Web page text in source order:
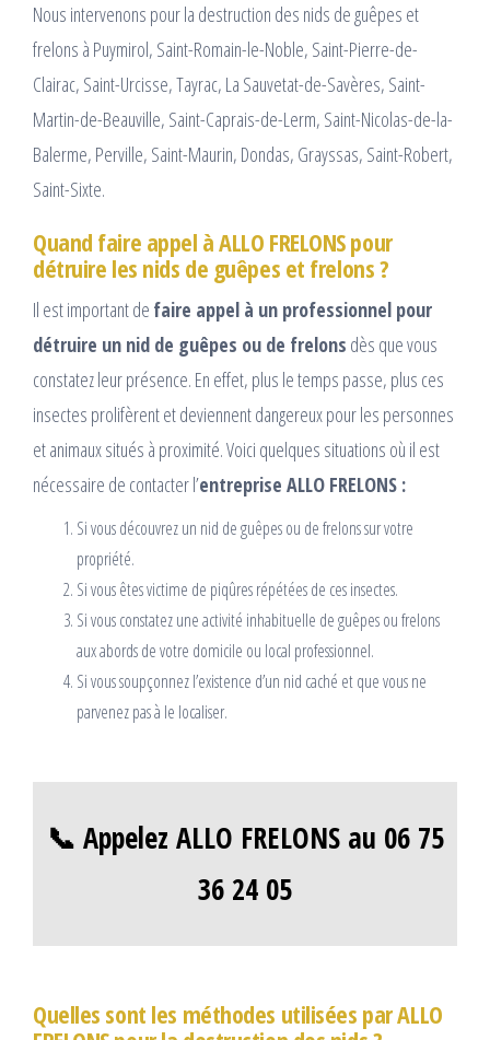
Nous intervenons pour la destruction des nids de guêpes et
frelons à Puymirol, Saint-Romain-le-Noble, Saint-Pierre-de-
Clairac, Saint-Urcisse, Tayrac, La Sauvetat-de-Savères, Saint-
Martin-de-Beauville, Saint-Caprais-de-Lerm, Saint-Nicolas-de-la-
Balerme, Perville, Saint-Maurin, Dondas, Grayssas, Saint-Robert,
Saint-Sixte.
Quand faire appel à ALLO FRELONS pour
détruire les nids de guêpes et frelons ?
Il est important de faire appel à un professionnel pour
détruire un nid de guêpes ou de frelons dès que vous
constatez leur présence. En effet, plus le temps passe, plus ces
insectes prolifèrent et deviennent dangereux pour les personnes
et animaux situés à proximité. Voici quelques situations où il est
nécessaire de contacter l’entreprise ALLO FRELONS :
Si vous découvrez un nid de guêpes ou de frelons sur votre
propriété.
Si vous êtes victime de piqûres répétées de ces insectes.
Si vous constatez une activité inhabituelle de guêpes ou frelons
aux abords de votre domicile ou local professionnel.
Si vous soupçonnez l’existence d’un nid caché et que vous ne
parvenez pas à le localiser.
📞 Appelez ALLO FRELONS au 06 75
36 24 05
Quelles sont les méthodes utilisées par ALLO